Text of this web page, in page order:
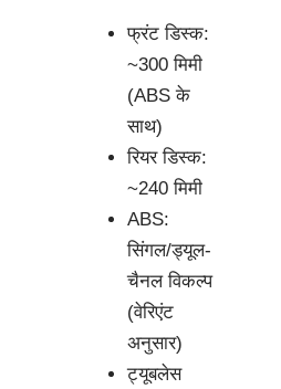
फ्रंट डिस्क:
~300 मिमी
(ABS के
साथ)
रियर डिस्क:
~240 मिमी
ABS:
सिंगल/ड्यूल-
चैनल विकल्प
(वेरिएंट
अनुसार)
ट्यूबलेस